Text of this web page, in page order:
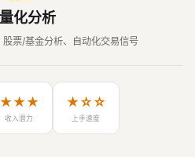
化分析
票/基金分析、自动化交易信号
★★★
收入潜力
★☆☆
上手速度